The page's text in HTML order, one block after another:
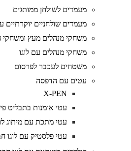
מעמדים לשולחן ממותגים
מעמדים שולחניים יוקרתיים עם
משחקי מנהלים מעץ ומשחקי
משחקי מנהלים עם לוגו
משטחים לעכבר לפרסום
עטים עם הדפסה
X-PEN
עטי אומנות בתבליט
עטי מתכת עם מיתוג
עטי פלסטיק עם לוגו